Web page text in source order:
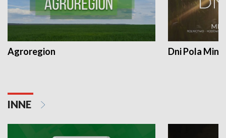
Agroregion Dni Pola
INNE